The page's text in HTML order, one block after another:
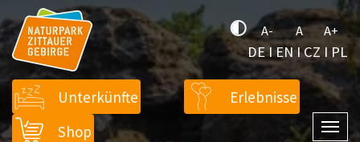
A- A A+
DEIEN ICZ I PL
Unterkünfte
Erlebnisse
Shop